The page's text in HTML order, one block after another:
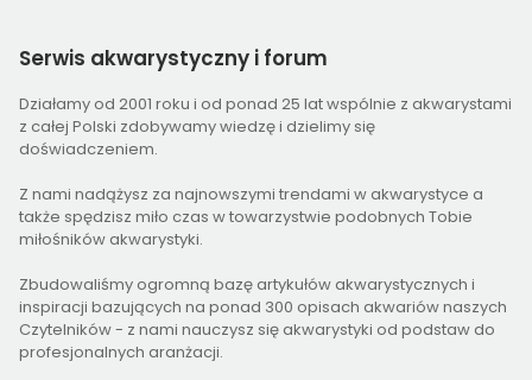
Serwis akwarystyczny i forum
Działamy od 2001 roku i od ponad 25 lat wspólnie z akwarystami
z całej Polski zdobywamy wiedzę i dzielimy się
doświadczeniem.
Z nami nadążysz za najnowszymi trendami w akwarystyce a
także spędzisz miło czas w towarzystwie podobnych Tobie
miłośników akwarystyki.
Zbudowaliśmy ogromną bazę artykułów akwarystycznych i
inspiracji bazujących na ponad 300 opisach akwariów naszych
Czytelników - z nami nauczysz się akwarystyki od podstaw do
profesjonalnych aranżacji.